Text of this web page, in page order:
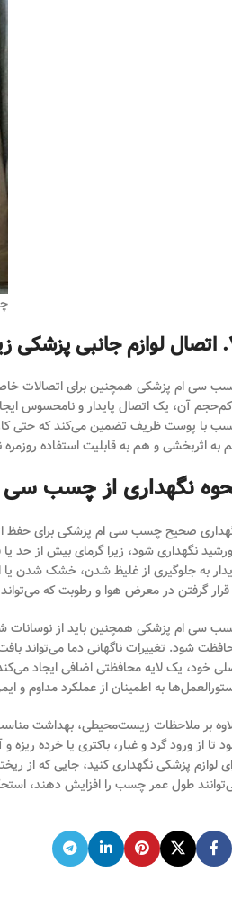
و تخصصی
سی ام پزشکی همچنین برای اتصالات خاص
آن، یک اتصال پایدار و نامحسوس
با پوست ظریف تضمین می‌کند که حتی
به اثربخشی و هم به قابلیت استفاده روزمره
نگهداری از چسب
صحیح چسب سی ام پزشکی برای حفظ
نگهداری شود، زیرا گرمای بیش از حد
به جلوگیری از غلیظ شدن، خشک شدن یا
قرار گرفتن در معرض هوا و رطوبت که
سی ام پزشکی همچنین باید از نوسانات
شود. تغییرات ناگهانی دما می‌تواند
خود، یک لایه محافظتی اضافی ایجاد
به اطمینان از عملکرد مداوم
بر ملاحظات زیست‌محیطی، بهداشت
تا از ورود گرد و غبار، باکتری یا خرده
لوازم پزشکی نگهداری کنید، جایی که از
طول عمر چسب را افزایش دهند،